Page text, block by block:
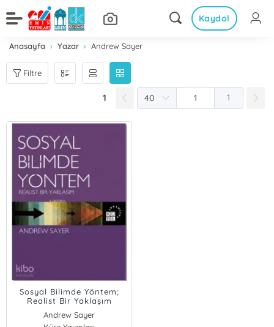
Kaydol
Anasayfa Yazar Andrew Sayer
Filtre
1 1
Sosyal Bilimde Yöntem;
Realist Bir Yaklaşım
Andrew Sayer